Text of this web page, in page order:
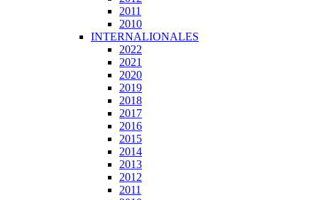
2011
2010
INTERNALIONALES
2022
2021
2020
2019
2018
2017
2016
2015
2014
2013
2012
2011